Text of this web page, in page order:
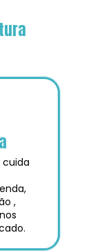
cuida
,